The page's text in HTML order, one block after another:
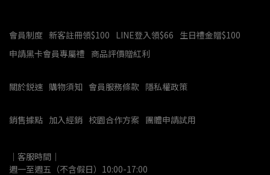
會員制度 新客註冊領$100 LINE登入領$66 生日禮金贈$100
申請黑卡會員專屬禮 商品評價贈紅利
關於鋭速 購物須知 會員服務條款 隱私權政策
銷售據點 加入經銷 校園合作方案 團體申請試用
｜客服時間｜
週一至週五（不含假日）10:00-17:00